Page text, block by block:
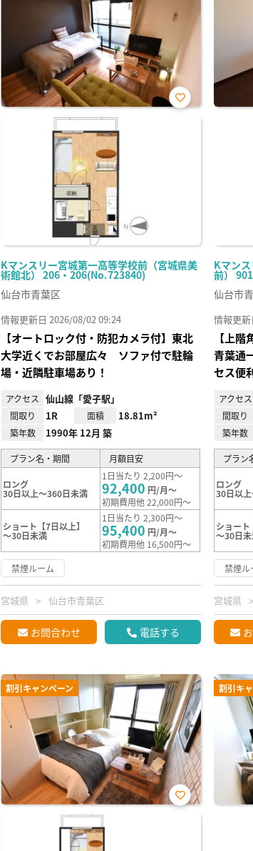
Kマンスリー宮城第一高等学校前（宮城県美
術館北） 206・206(No.723840)
お気
仙台市青葉区
情報更新日 2026/08/02 09:24
【オートロック付・防犯カメラ付】東北
大学近くでお部屋広々 ソファ付で駐輪
場・近隣駐車場あり！
アクセス 仙山線「愛子駅」
間取り 1R 面積 18.81m²
築年数 1990年 12月 築
プラン名・期間 月額目安
ロング
30日以上～360日未満
1日当たり 2,200円～
92,400 円/月～
初期費用他 22,000円～
ショート【7日以上】
～30日未満
1日当たり 2,300円～
95,400 円/月～
初期費用他 16,500円～
禁煙ルーム
宮城県 仙台市青葉区
お問合わせ 電話する
Kマン
前）
仙台市
情報更
【上
青葉通
セス便
アクセス
間取り
築年数
プラン
ロング
30日以
ショート
～30日
禁煙ル
宮城県
割引キャンペーン
お気
割引キ